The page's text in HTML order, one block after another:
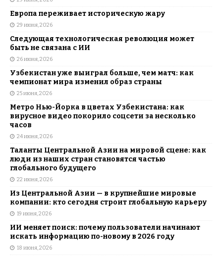
Европа переживает историческую жару
29 июня, 2026
Следующая технологическая революция может
быть не связана с ИИ
26 июня, 2026
Узбекистан уже выиграл больше, чем матч: как
чемпионат мира изменил образ страны
25 июня, 2026
Метро Нью-Йорка в цветах Узбекистана: как
вирусное видео покорило соцсети за несколько
часов
24 июня, 2026
Таланты Центральной Азии на мировой сцене: как
люди из наших стран становятся частью
глобального будущего
22 июня, 2026
Из Центральной Азии — в крупнейшие мировые
компании: кто сегодня строит глобальную карьеру
19 июня, 2026
ИИ меняет поиск: почему пользователи начинают
искать информацию по-новому в 2026 году
18 июня, 2026